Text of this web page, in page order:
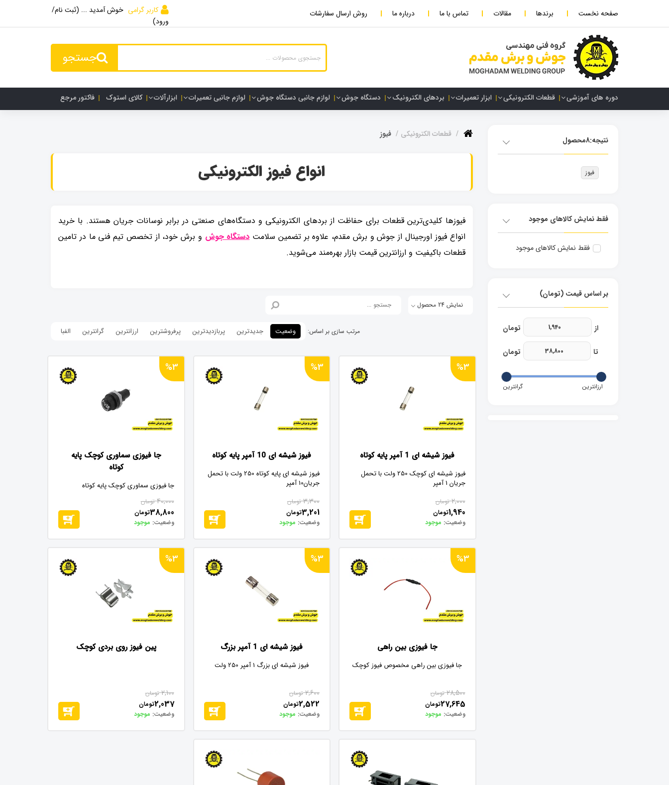
صفحه نخست برندها مقالات تماس با ما درباره ما روش ارسال سفارشات کاربر گرامی خوش آمدید ... (ثبت نام/
ورود)
جستجو
دوره های آموزشی قطعات الکترونیکی ابزار تعمیرات بردهای الکترونیک دستگاه جوش لوازم جانبی دستگاه جوش لوازم جانبی تعمیرات ابزارآلات کالای استوک فاکتور مرجع
قطعات الکترونیکی فیوز
انواع فیوز الکترونیکی
فیوزها کلیدی‌ترین قطعات برای حفاظت از بردهای الکترونیکی و دستگاه‌های صنعتی در برابر نوسانات جریان هستند. با خرید
انواع فیوز اورجینال از جوش و برش مقدم، علاوه بر تضمین سلامتدستگاه جوش و برش خود، از تخصص تیم فنی ما در تامین
قطعات باکیفیت و ارزانترین قیمت بازار بهره‌مند می‌شوید.
نمایش 24 محصول
وضعیت جدیدترین پربازدیدترین پرفروشترین ارزانترین گرانترین الفبا
%3
فیوز شیشه ای 1 آمپر پایه کوتاه
فیوز شیشه ای کوچک 250 ولت با تحمل
جریان 1 آمپر
2,000 تومان
1,940تومان
وضعیت: موجود
%3
فیوز شیشه ای 10 آمپر پایه کوتاه
فیوز شیشه ای پایه کوتاه 250 ولت با تحمل
جریان10 آمپر
3,300 تومان
3,201تومان
وضعیت: موجود
%3
جا فیوزی سماوری کوچک پایه
کوتاه
جا فیوزی سماوری کوچک پایه کوتاه
40,000 تومان
38,800تومان
وضعیت: موجود
%3
جا فیوزی بین راهی
جا فیوزی بین راهی مخصوص فیوز کوچک
28,500 تومان
27,645تومان
وضعیت: موجود
%3
فیوز شیشه ای 1 آمپر بزرگ
فیوز شیشه ای بزرگ 1 آمپر 250 ولت
2,600 تومان
2,522تومان
وضعیت: موجود
%3
پین فیوز روی بردی کوچک
2,100 تومان
2,037تومان
وضعیت: موجود
نتیجه:8محصول
فیوز
فقط نمایش کالاهای موجود
فقط نمایش کالاهای موجود
بر اساس قیمت (تومان)